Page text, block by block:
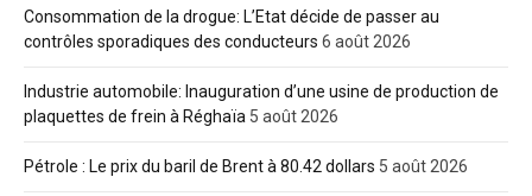
Consommation de la drogue: L’Etat décide de passer au
contrôles sporadiques des conducteurs 6 août 2026
Industrie automobile: Inauguration d’une usine de production de
plaquettes de frein à Réghaïa 5 août 2026
Pétrole : Le prix du baril de Brent à 80.42 dollars 5 août 2026